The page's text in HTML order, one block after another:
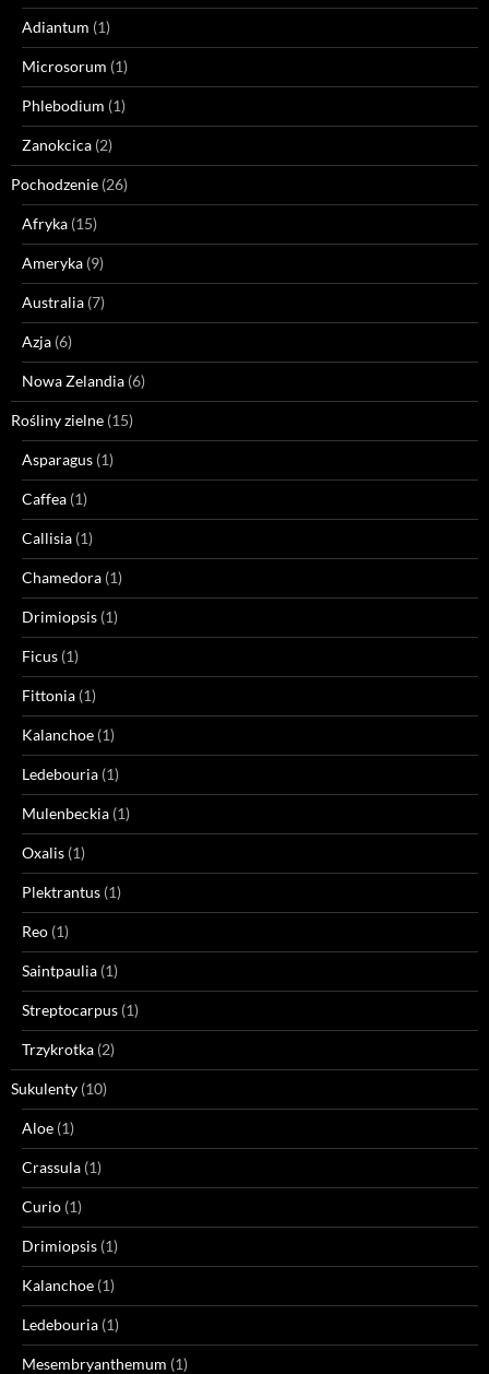
Adiantum (1)
Microsorum (1)
Phlebodium (1)
Zanokcica (2)
Pochodzenie (26)
Afryka (15)
Ameryka (9)
Australia (7)
Azja (6)
Nowa Zelandia (6)
Rośliny zielne (15)
Asparagus (1)
Caffea (1)
Callisia (1)
Chamedora (1)
Drimiopsis (1)
Ficus (1)
Fittonia (1)
Kalanchoe (1)
Ledebouria (1)
Mulenbeckia (1)
Oxalis (1)
Plektrantus (1)
Reo (1)
Saintpaulia (1)
Streptocarpus (1)
Trzykrotka (2)
Sukulenty (10)
Aloe (1)
Crassula (1)
Curio (1)
Drimiopsis (1)
Kalanchoe (1)
Ledebouria (1)
Mesembryanthemum (1)